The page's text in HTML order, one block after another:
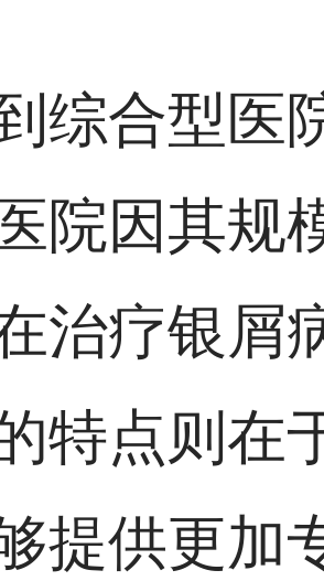
综合型医
院因其规
治疗银屑
特点则在
提供更加